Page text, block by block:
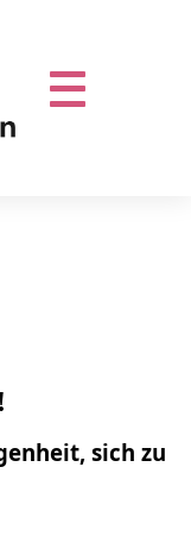
sich zu